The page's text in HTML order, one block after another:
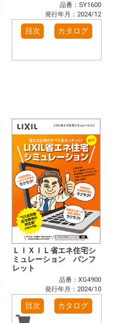
品番：SY1600
発行年月：2024/12
目次 カタログ
ＬＩＸＩＬ省エネ住宅シ
ミュレーション パンフ
レット
品番：XG4900
発行年月：2024/10
目次 カタログ